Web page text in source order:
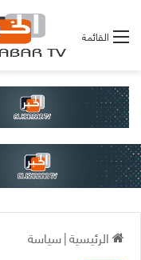
القائمة
الرئيسية|سياسة